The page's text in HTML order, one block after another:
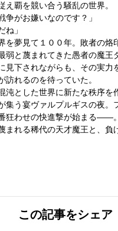
え覇を競い合う騒乱の世界。
争がお嫌いなのです？」
ね」
を夢見て１００年。敗者の烙
弱と蔑まれてきた愚者の魔王
見下されながらも、その実力
訪れるのを待っていた。
沌とした世界に新たな秩序を
集う宴ヴァルプルギスの夜。
狂わせの快進撃が始まる――。
まれる稀代の天才魔王と、負
この記事をシェア